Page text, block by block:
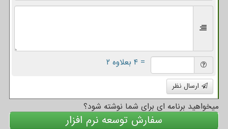
= ۴ بعلاوه ۲
ارسال نظر
میخواهید برنامه ای برای شما نوشته شود؟
سفارش توسعه نرم افزار